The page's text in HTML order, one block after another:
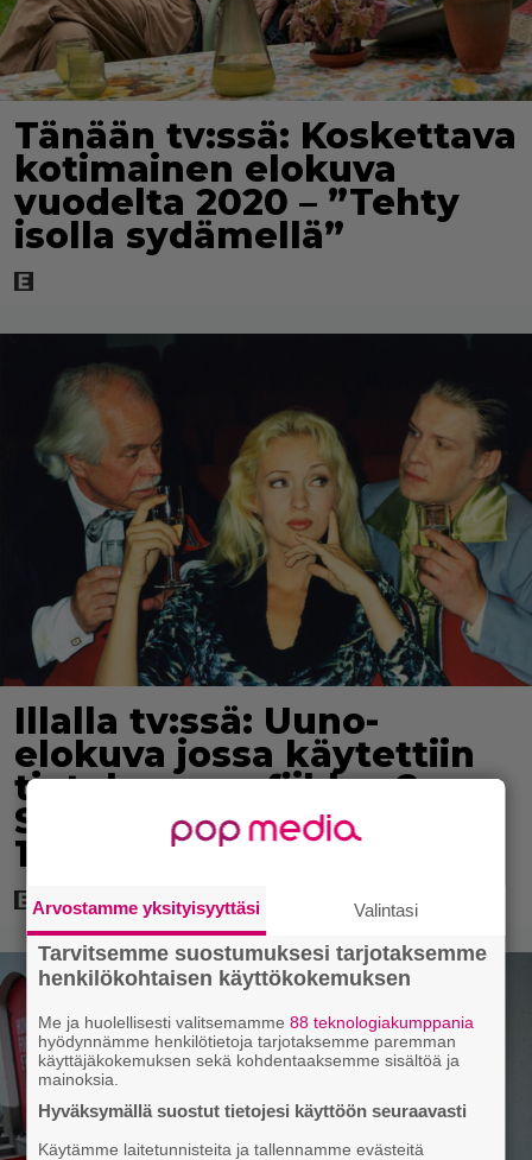
Tänään tv:ssä: Koskettava
kotimainen elokuva
vuodelta 2020 – ”Tehty
isolla sydämellä”
Illalla tv:ssä: Uuno-
elokuva jossa käytettiin
tietokonegrafiikkaa?
Sellainen tehtiin vuonna
1998
Arvostamme yksityisyyttäsi Valintasi
Tarvitsemme suostumuksesi tarjotaksemme
henkilökohtaisen käyttökokemuksen
Me ja huolellisesti valitsemamme88 teknologiakumppania
hyödynnämme henkilötietoja tarjotaksemme paremman
käyttäjäkokemuksen sekä kohdentaaksemme sisältöä ja
mainoksia.
Hyväksymällä suostut tietojesi käyttöön seuraavasti
Käytämme laitetunnisteita ja tallennamme evästeitä